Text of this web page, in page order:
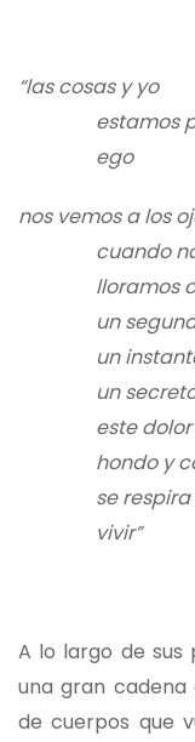
“las cosas y yo
estamos
ego
nos vemos a los
cuando
lloramos con
un
un
un secreto
este dolor
hondo y
se respira
vivir”
A lo largo de sus
una gran cadena
de cuerpos que